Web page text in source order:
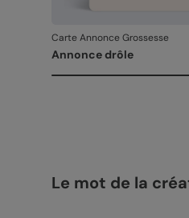
Carte Annonce Grossesse
Annonce drôle
Le mot de la